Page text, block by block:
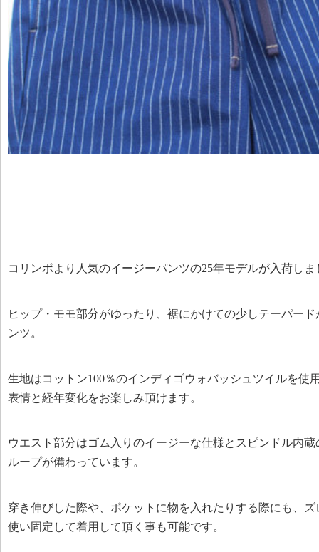
コリンボより人気のイージーパンツの25年モデルが入荷しま
ヒップ・モモ部分がゆったり、裾にかけての少しテーパー
ンツ。
生地はコットン100％のインディゴウォバッシュツイルを使
表情と経年変化をお楽しみ頂けます。
ウエスト部分はゴム入りのイージーな仕様とスピンドル内
ループが備わっています。
穿き伸びした際や、ポケットに物を入れたりする際にも、
使い固定して着用して頂く事も可能です。